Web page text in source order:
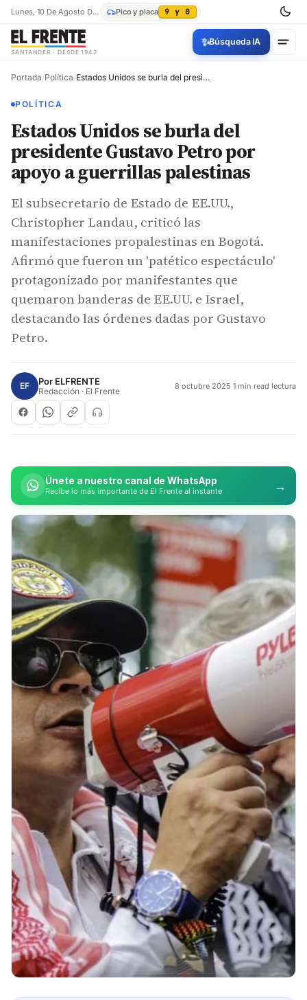
Lunes, 10 De Agosto De 2026 Pico y placa 9 y 0
SANTANDER · DESDE 1942
✨Búsqueda IA
Portada/Política/ Estados Unidos se burla del presidente Gustavo Petro por apoyo a guerrillas palestinas
POLÍTICA
Estados Unidos se burla del
presidente Gustavo Petro por
apoyo a guerrillas palestinas
El subsecretario de Estado de EE.UU.,
Christopher Landau, criticó las
manifestaciones propalestinas en Bogotá.
Afirmó que fueron un 'patético espectáculo'
protagonizado por manifestantes que
quemaron banderas de EE.UU. e Israel,
destacando las órdenes dadas por Gustavo
Petro.
EF Por ELFRENTE
Redacción · El Frente 8 octubre 2025·1 min read lectura
Únete a nuestro canal de WhatsApp
Recibe lo más importante de El Frente al instante →